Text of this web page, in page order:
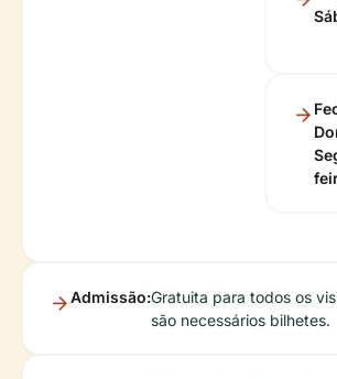
Admissão:Gratuita para todos os
são necessários bilhetes.